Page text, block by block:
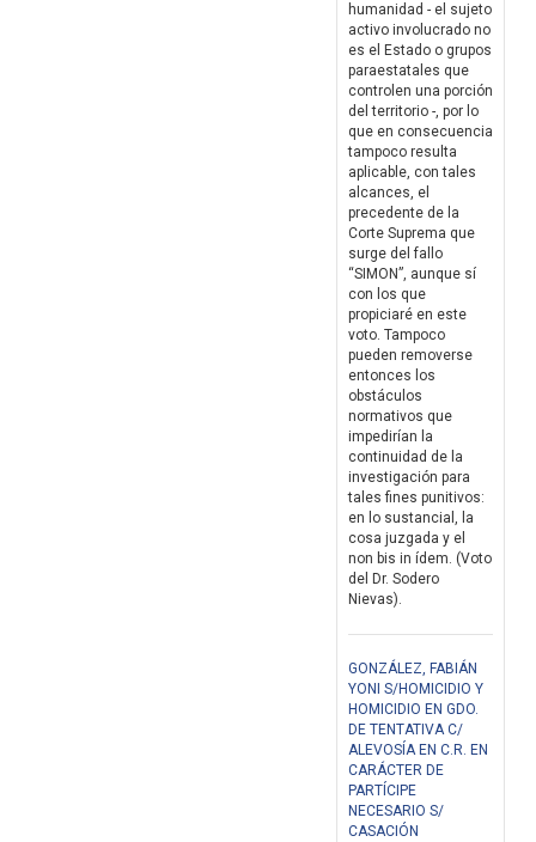
humanidad - el sujeto
activo involucrado no
es el Estado o grupos
paraestatales que
controlen una porción
del territorio -, por lo
que en consecuencia
tampoco resulta
aplicable, con tales
alcances, el
precedente de la
Corte Suprema que
surge del fallo
“SIMON”, aunque sí
con los que
propiciaré en este
voto. Tampoco
pueden removerse
entonces los
obstáculos
normativos que
impedirían la
continuidad de la
investigación para
tales fines punitivos:
en lo sustancial, la
cosa juzgada y el
non bis in ídem. (Voto
del Dr. Sodero
Nievas).
GONZÁLEZ, FABIÁN
YONI S/HOMICIDIO Y
HOMICIDIO EN GDO.
DE TENTATIVA C/
ALEVOSÍA EN C.R. EN
CARÁCTER DE
PARTÍCIPE
NECESARIO S/
CASACIÓN